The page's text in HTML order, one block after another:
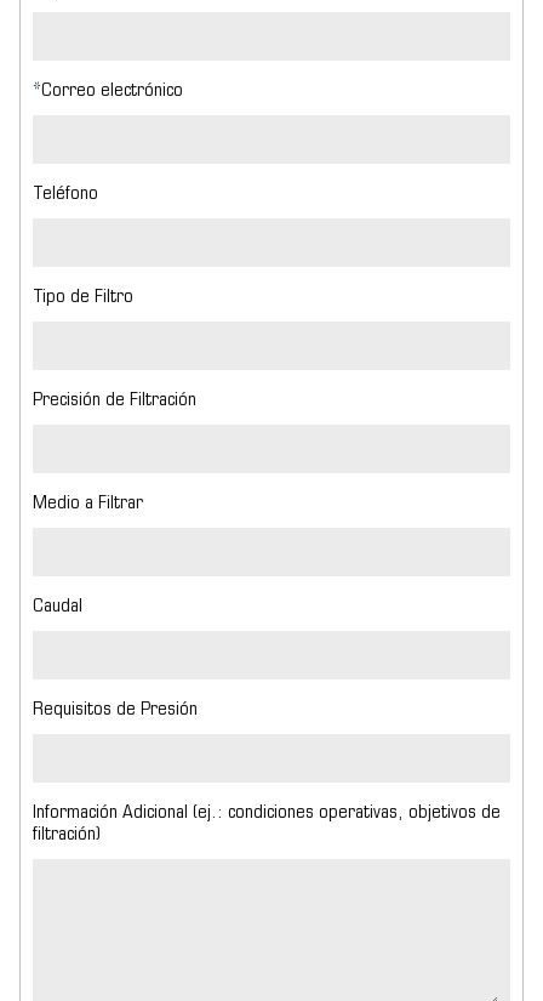
*Correo electrónico
Teléfono
Tipo de Filtro
Precisión de Filtración
Medio a Filtrar
Caudal
Requisitos de Presión
Información Adicional (ej.: condiciones operativas, objetivos de
filtración)